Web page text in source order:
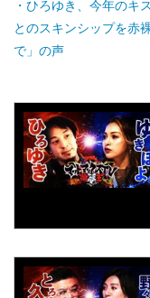
ひろゆき、今年のキ
とのスキンシップを赤
で」の声